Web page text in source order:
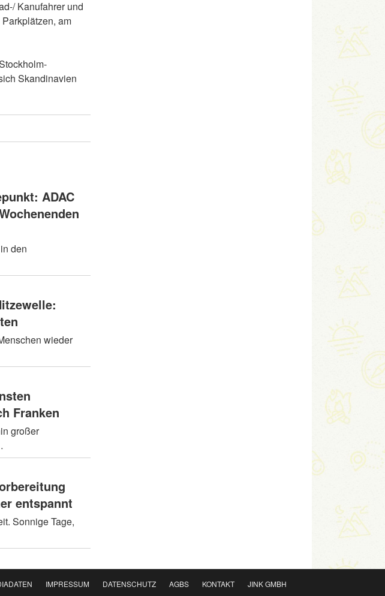
Kanufahrer und
am
Skandinavien
ADAC
den
wieder
Franken
großer
entspannt
Sonnige Tage,
IMPRESSUM DATENSCHUTZ AGBS KONTAKT JINK GMBH